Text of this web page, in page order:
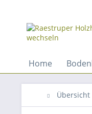
Home
Übersicht